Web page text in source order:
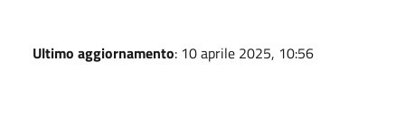
Ultimo aggiornamento: 10 aprile 2025, 10:56